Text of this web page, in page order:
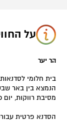
על
הר יער
הנמצא בין באר
מסיבת רווקות, יום
הסדנא פרטית